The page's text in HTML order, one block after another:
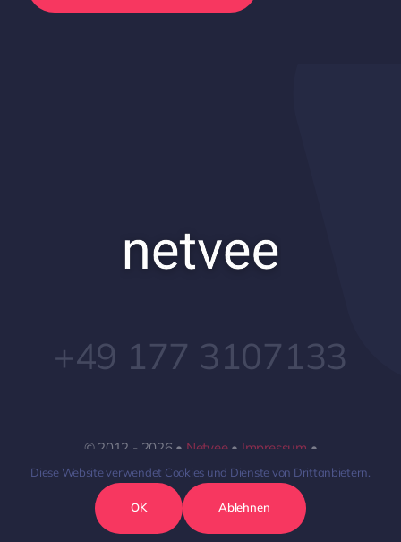
+49 177 3107133
© 2012 - 2026 • Netvee• Impressum •
Datenschutzerklärung• Alle Rechte vorbehalten
Diese Website verwendet Cookies und Dienste von Drittanbietern.
OK Ablehnen